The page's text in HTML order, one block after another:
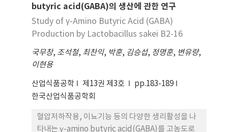
BV-26의 생장은 배양 6시간 이후 활발하게 진행되어
18시간에 최고의 균체 농도를 보였으며, protease
활성은 배양 후 12시간부터 생성되기 시작하여 16시
간에서 최고의 활성을 나타내는 것으로 확인되었다.
따라서 본 연구에서 분리된 L. plantarum BV-26을
동물사료의 발효용 스타터로 이용할 경우 유산균이
갖는 유익한 장점 및 안전성을 확보할 수 있을 뿐만 아
니라, 특히 대두박의 발효시 사료의 영양적 가치를 높
일 수 있을 것으로 기대된다.
butyric acid(GABA)의 생산에 관한 연구
Study of γ-Amino Butyric Acid (GABA)
Production by Lactobacillus sakei B2-16
국무창, 조석철, 최찬익, 박훈, 김승섭, 정명훈, 변유량,
이현용
산업식품공학 제13권 제3호
pp.183-189
한국산업식품공학회
혈압저하작용, 이뇨기능 등의 다양한 생리활성을 나
타내는 γ-amino butyric acid(GABA)를 고농도로